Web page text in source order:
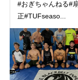
#おぎちゃんねる#
正#TUFseaso...